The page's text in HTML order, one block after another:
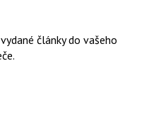
články do vašeho